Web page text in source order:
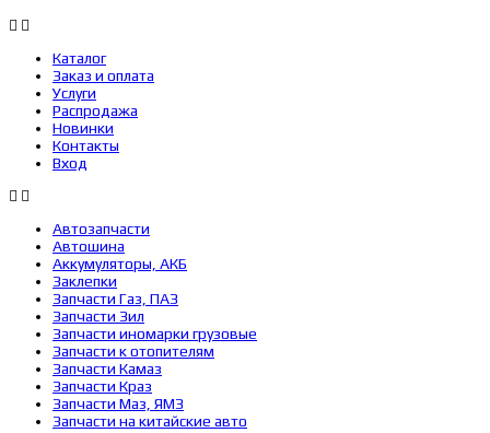
Каталог
Заказ и оплата
Услуги
Распродажа
Новинки
Контакты
Вход
Автозапчасти
Автошина
Аккумуляторы, АКБ
Заклепки
Запчасти Газ, ПАЗ
Запчасти Зил
Запчасти иномарки грузовые
Запчасти к отопителям
Запчасти Камаз
Запчасти Краз
Запчасти Маз, ЯМЗ
Запчасти на китайские авто